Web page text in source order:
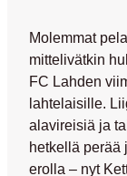
Molemmat
mittelivätkin
FC Lahden
lahtelaisille.
alavireisiä ja
hetkellä perää
erolla – nyt